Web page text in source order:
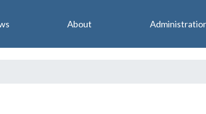
About